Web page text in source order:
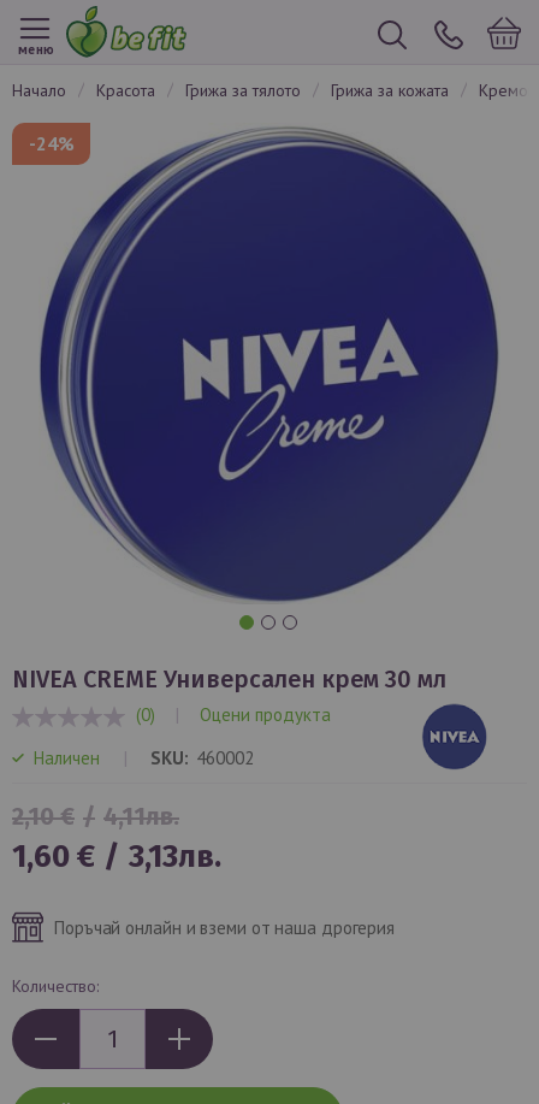
меню
начало красота грижа за тялото грижа за кожата
Преминете
галерията
изображенията
-24%
към
на
галерия
NIVEA CREME Универсален крем 30 мл
(0) |
Оцени продукта
Наличен
SKU 460002
Специална
цена
1,60 € / 3,13лв.
2,10 € / 4,11лв.
Поръчай онлайн и вземи от наша дрогерия
Количество: